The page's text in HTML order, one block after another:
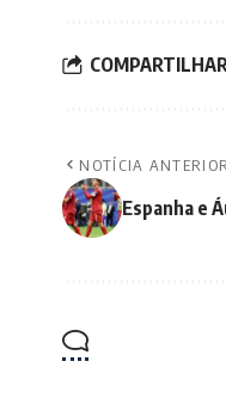
NOTÍCIA ANTERIOR
Espanha e